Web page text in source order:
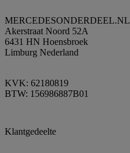
MERCEDESONDERDEEL.NL
Akerstraat Noord 52A
6431 HN Hoensbroek
Limburg Nederland
KVK: 62180819
BTW: 156986887B01
Klantgedeelte